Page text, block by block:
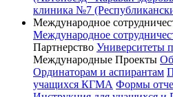
клиника №7
Международное
Международное
Партнерство Университеты
Международные Проекты
Ординаторам и аспирантам
учащихся КГМА Формы